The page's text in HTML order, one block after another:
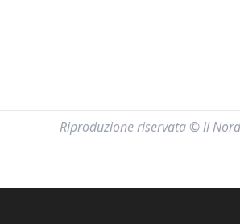
Riproduzione riservata © il